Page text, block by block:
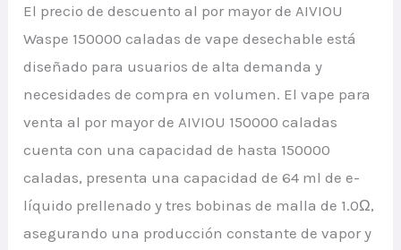
El precio de descuento al por mayor de AIVIOU
Waspe 150000 caladas de vape desechable está
diseñado para usuarios de alta demanda y
necesidades de compra en volumen. El vape para
venta al por mayor de AIVIOU 150000 caladas
cuenta con una capacidad de hasta 150000
caladas, presenta una capacidad de 64 ml de e-
líquido prellenado y tres bobinas de malla de 1.0Ω,
asegurando una producción constante de vapor y